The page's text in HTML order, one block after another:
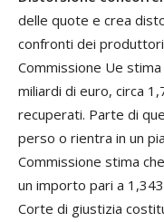
delle quote e crea
confronti dei
Commissione Ue
miliardi di euro, circa
recuperati. Parte di
perso o rientra in un
Commissione stima
un importo pari a
Corte di giustizia